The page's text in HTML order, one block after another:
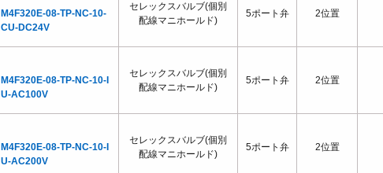
M4F320E-08-TP-NC-10-
CU-DC24V
M4F320E-08-TP-NC-10-I
U-AC100V
M4F320E-08-TP-NC-10-I
U-AC200V
セレックスバルブ(個別
配線マニホールド)
5ポート弁 2位置
セレックスバルブ(個別
配線マニホールド)
5ポート弁 2位置
セレックスバルブ(個別
配線マニホールド)
5ポート弁 2位置